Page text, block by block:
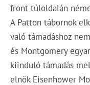
front túloldalán
A Patton tábornok
való támadáshoz
és Montgomery
kiinduló támadás
elnök Eisenhower